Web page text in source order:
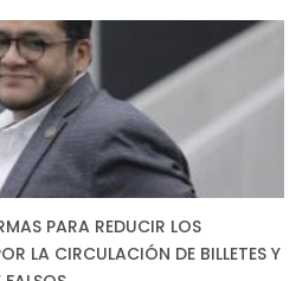
PARA REDUCIR LOS
LA CIRCULACIÓN DE BILLETES Y